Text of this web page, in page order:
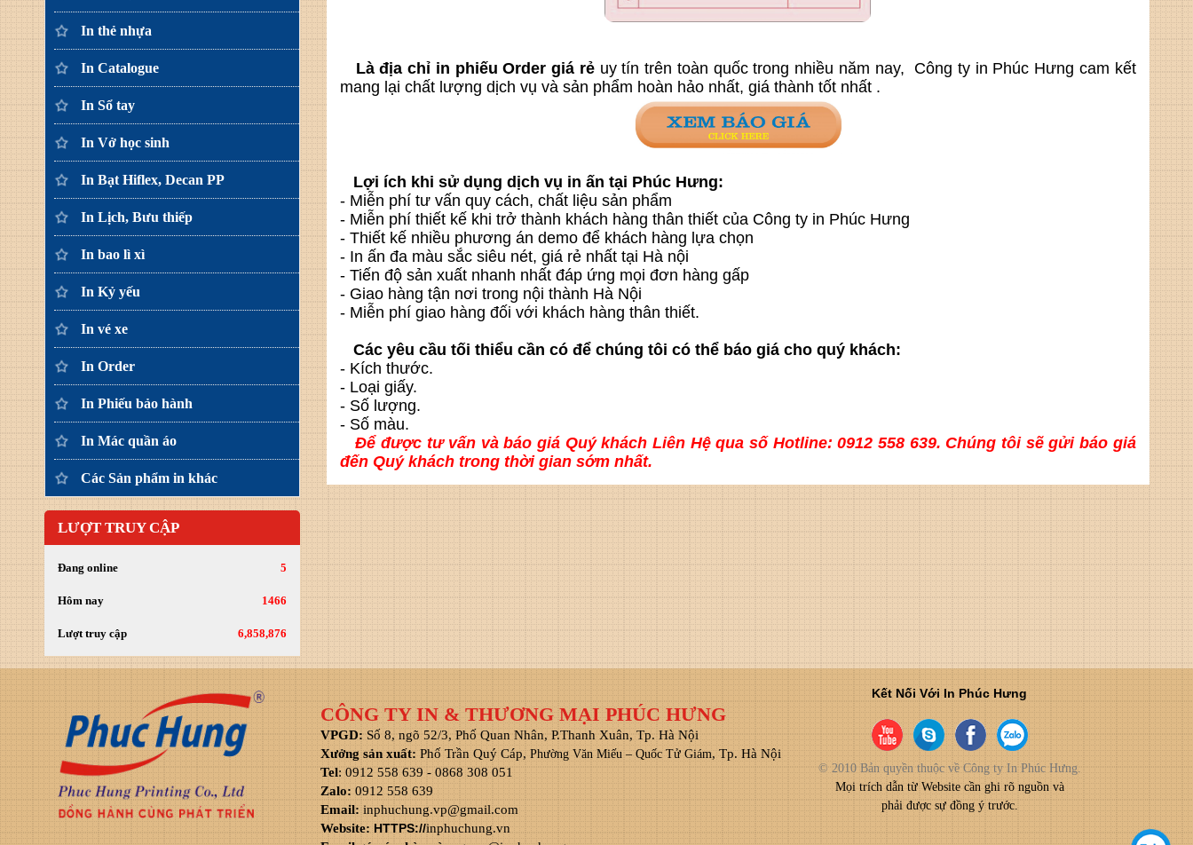
In thẻ nhựa
In Catalogue
In Sổ tay
In Vở học sinh
In Bạt Hiflex, Decan PP
In Lịch, Bưu thiếp
In bao lì xì
In Kỷ yếu
In vé xe
In Order
In Phiếu bảo hành
In Mác quần áo
Các Sản phẩm in khác
LƯỢT TRUY CẬP
Đang online 5
Hôm nay 1466
Lượt truy cập 6,858,876
Là địa chỉ in phiếu Order giá rẻuy tín trên toàn quốc trong nhiều năm nay,
Công ty in Phúc Hưng cam kết
mang lại chất lượng dịch vụ và sản phẩm hoàn hảo nhất, giá thành tốt nhất .
Lợi ích khi sử dụng dịch vụ in ấn tại Phúc Hưng:
- Miễn phí tư vấn quy cách, chất liệu sản phẩm
- Miễn phí thiết kế khi trở thành khách hàng thân thiết của Công ty in Phúc Hưng
- Thiết kế nhiều phương án demo để khách hàng lựa chọn
- In ấn đa màu sắc siêu nét, giá rẻ nhất tại Hà nội
- Tiến độ sản xuất nhanh nhất đáp ứng mọi đơn hàng gấp
- Giao hàng tận nơi trong nội thành Hà Nội
- Miễn phí giao hàng đối với khách hàng thân thiết.
Các yêu cầu tối thiểu cần có để chúng tôi có thể báo giá cho quý khách:
- Kích thước.
- Loại giấy.
- Số lượng.
- Số màu.
Để được tư vấn và báo giá Quý khách Liên Hệ qua số Hotline: 0912 558 639. Chúng tôi sẽ gửi báo giá
đến Quý khách trong thời gian sớm nhất.
CÔNG TY IN & THƯƠNG MẠI PHÚC HƯNG
VPGD: Số 8, ngõ 52/3, Phố Quan Nhân, P.Thanh Xuân, Tp. Hà Nội
Xưởng sản xuất: Phố Trần Quý Cáp, Phường Văn Miếu – Quốc Tử Giám, Tp. Hà Nội
Tel: 0912 558 639 - 0868 308 051
Zalo: 0912 558 639
Email: inphuchung.vp@gmail.com
Website: HTTPS://inphuchung.vn
Kết Nối Với In Phúc Hưng
© 2010 Bản quyền thuộc về Công ty In Phúc Hưng.
Mọi trích dẫn từ Website cần ghi rõ nguồn và
phải được sự đồng ý trước.